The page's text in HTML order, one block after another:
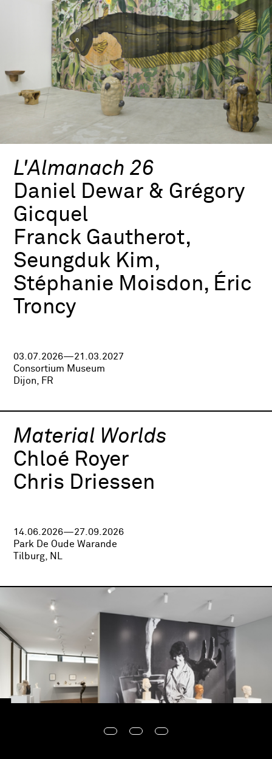
L'Almanach 26
Daniel Dewar & Grégory
Gicquel
Franck Gautherot,
Seungduk Kim,
Stéphanie Moisdon, Éric
Troncy
03.07.2026—21.03.2027
Consortium Museum
Dijon, FR
Material Worlds
Chloé Royer
Chris Driessen
14.06.2026—27.09.2026
Park De Oude Warande
Tilburg, NL